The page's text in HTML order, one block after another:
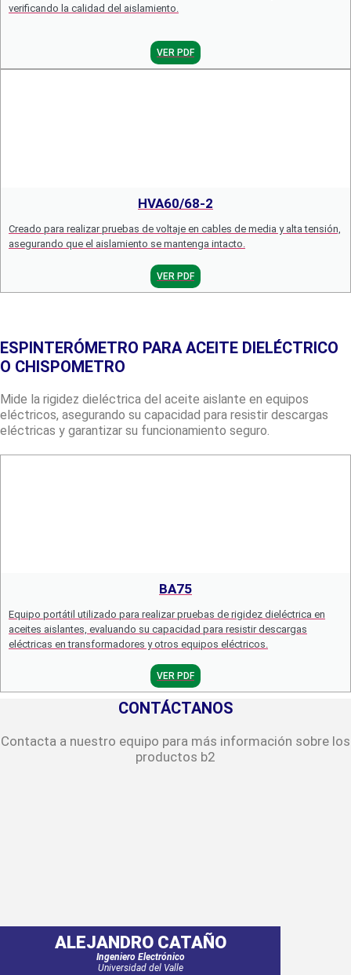
verificando la calidad del aislamiento.
VER PDF
HVA60/68-2
Creado para realizar pruebas de voltaje en cables de media y alta tensión,
asegurando que el aislamiento se mantenga intacto.
VER PDF
ESPINTERÓMETRO PARA ACEITE DIELÉCTRICO
O CHISPOMETRO
Mide la rigidez dieléctrica del aceite aislante en equipos
eléctricos, asegurando su capacidad para resistir descargas
eléctricas y garantizar su funcionamiento seguro.
BA75
Equipo portátil utilizado para realizar pruebas de rigidez dieléctrica en
aceites aislantes, evaluando su capacidad para resistir descargas
eléctricas en transformadores y otros equipos eléctricos.
VER PDF
CONTÁCTANOS
Contacta a nuestro equipo para más información sobre los
productos b2
ALEJANDRO CATAÑO
Ingeniero Electrónico
Universidad del Valle